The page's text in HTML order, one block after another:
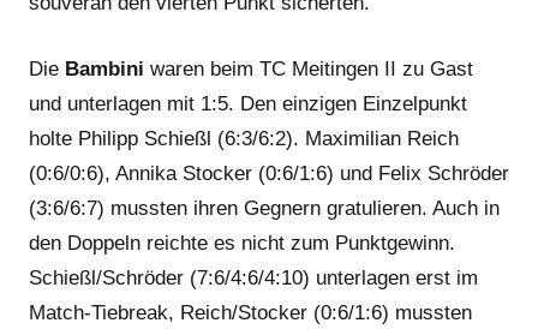
Die Bambini waren beim TC Meitingen II zu Gast
und unterlagen mit 1:5. Den einzigen Einzelpunkt
holte Philipp Schießl (6:3/6:2). Maximilian Reich
(0:6/0:6), Annika Stocker (0:6/1:6) und Felix Schröder
(3:6/6:7) mussten ihren Gegnern gratulieren. Auch in
den Doppeln reichte es nicht zum Punktgewinn.
Schießl/Schröder (7:6/4:6/4:10) unterlagen erst im
Match-Tiebreak, Reich/Stocker (0:6/1:6) mussten